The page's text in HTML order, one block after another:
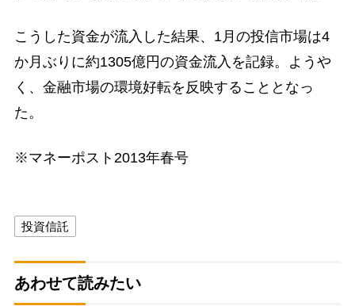
こうした資金が流入した結果、1月の投信市場は4
か月ぶりに約1305億円の資金流入を記録。ようや
く、金融市場の環境好転を反映することとなっ
た。
※マネーポスト2013年春号
投資信託
あわせて読みたい